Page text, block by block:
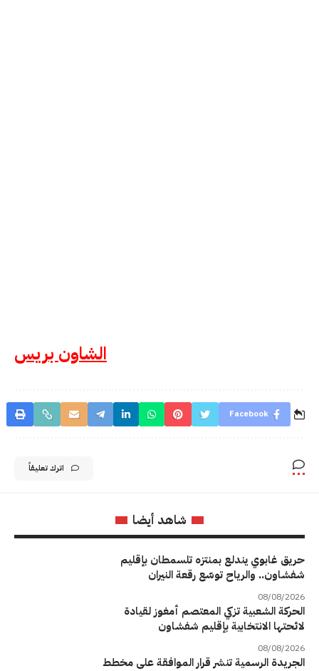
الشاون بريس
Facebook
اترك تعليقاً
شاهد أيضا
حريق غابوي يندلع بمنتزه تلسمطان بإقليم
شفشاون.. والرياح توسّع رقعة النيران
08/08/2026
الحركة الشعبية تزكي المعتصم أمغوز لقيادة
لائحتها الانتخابية بإقليم شفشاون
08/08/2026
الجريدة الرسمية تنشر قرار الموافقة على مخطط